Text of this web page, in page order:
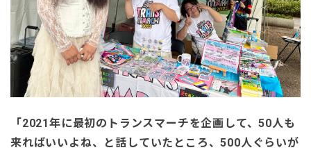
「2021年に最初のトランスマーチを企画して、50人も
来ればいいよね、と話していたところ、500人ぐらいが